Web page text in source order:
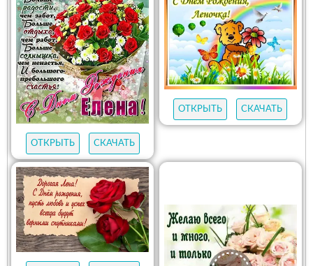
ОТКРЫТЬ СКАЧАТЬ
ОТКРЫТЬ СКАЧАТЬ